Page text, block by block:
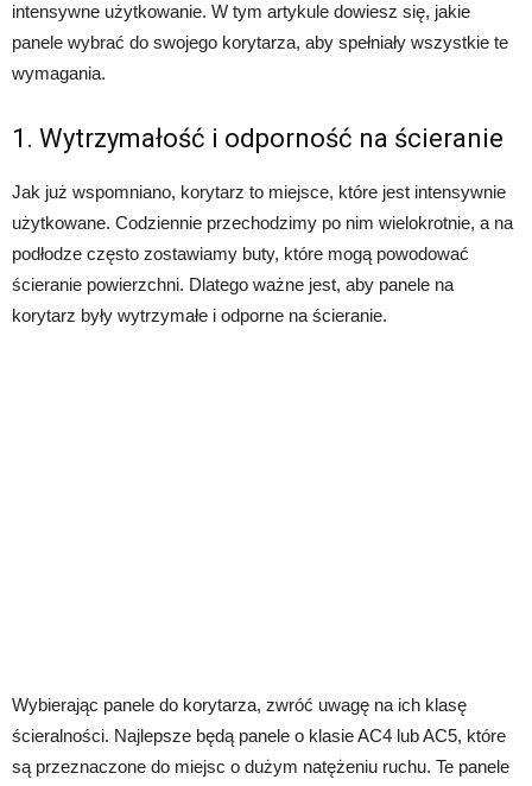
intensywne użytkowanie. W tym artykule dowiesz się, jakie
panele wybrać do swojego korytarza, aby spełniały wszystkie te
wymagania.
1. Wytrzymałość i odporność na ścieranie
Jak już wspomniano, korytarz to miejsce, które jest intensywnie
użytkowane. Codziennie przechodzimy po nim wielokrotnie, a na
podłodze często zostawiamy buty, które mogą powodować
ścieranie powierzchni. Dlatego ważne jest, aby panele na
korytarz były wytrzymałe i odporne na ścieranie.
Wybierając panele do korytarza, zwróć uwagę na ich klasę
ścieralności. Najlepsze będą panele o klasie AC4 lub AC5, które
są przeznaczone do miejsc o dużym natężeniu ruchu. Te panele